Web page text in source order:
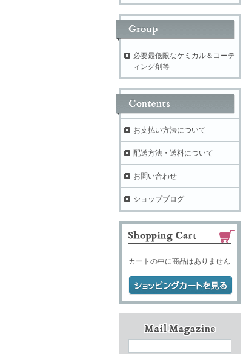
必要最低限なケミカル＆コーテ
ィング剤等
お支払い方法について
配送方法・送料について
お問い合わせ
ショップブログ
カートの中に商品はありません